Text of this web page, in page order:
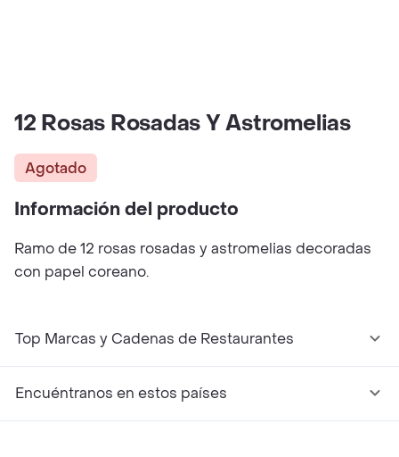
12 Rosas Rosadas Y Astromelias
Agotado
Información del producto
Ramo de 12 rosas rosadas y astromelias decoradas
con papel coreano.
Top Marcas y Cadenas de Restaurantes
Encuéntranos en estos países